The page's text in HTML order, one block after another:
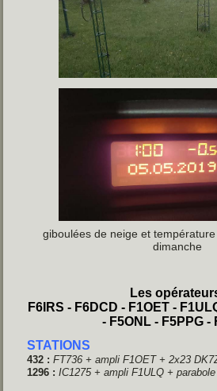
giboulées de neige et
dimanche
Les
F6IRS - F6DCD - F1OET -
- F5ONL - F5PPG -
STATIONS
432 :FT736 + ampli F1OET+ 2x23
1296 :IC1275 + ampli F1ULQ + parabole